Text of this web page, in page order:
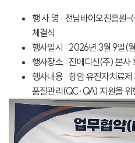
행 사 명 : 전남바이오진흥원
체결식
행사일시 : 2026년 3월 9일(
행사장소 : 진메디신(주) 본사
행사내용 : 항암 유전자치료
품질관리(QC·QA) 지원을 위